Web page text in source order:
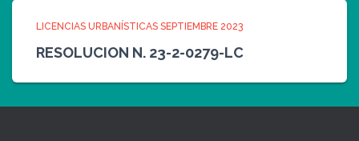
LICENCIAS URBANÍSTICAS SEPTIEMBRE 2023
RESOLUCION N. 23-2-0279-LC